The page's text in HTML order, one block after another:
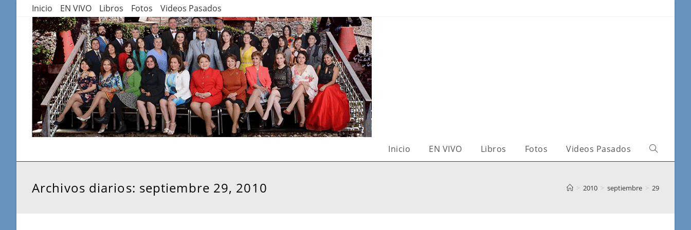
contenido
Inicio EN VIVO Libros Fotos Videos Pasados
Inicio EN VIVO Libros Fotos Videos Pasados
Archivos diarios: septiembre 29, 2010 > 2010 > septiembre > 29